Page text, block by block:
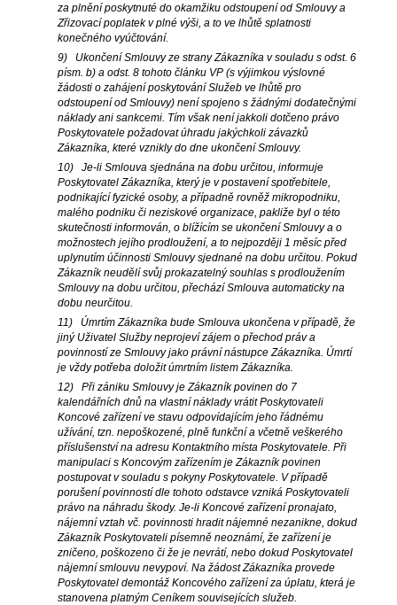
za plnění poskytnuté do okamžiku odstoupení od Smlouvy a
Zřizovací poplatek v plné výši, a to ve lhůtě splatnosti
konečného vyúčtování.
9) Ukončení Smlouvy ze strany Zákazníka v souladu s odst. 6
písm. b) a odst. 8 tohoto článku VP (s výjimkou výslovné
žádosti o zahájení poskytování Služeb ve lhůtě pro
odstoupení od Smlouvy) není spojeno s žádnými dodatečnými
náklady ani sankcemi. Tím však není jakkoli dotčeno právo
Poskytovatele požadovat úhradu jakýchkoli závazků
Zákazníka, které vznikly do dne ukončení Smlouvy.
10) Je-li Smlouva sjednána na dobu určitou, informuje
Poskytovatel Zákazníka, který je v postavení spotřebitele,
podnikající fyzické osoby, a případně rovněž mikropodniku,
malého podniku či neziskové organizace, pakliže byl o této
skutečnosti informován, o blížícím se ukončení Smlouvy a o
možnostech jejího prodloužení, a to nejpozději 1 měsíc před
uplynutím účinnosti Smlouvy sjednané na dobu určitou. Pokud
Zákazník neudělí svůj prokazatelný souhlas s prodloužením
Smlouvy na dobu určitou, přechází Smlouva automaticky na
dobu neurčitou.
11) Úmrtím Zákazníka bude Smlouva ukončena v případě, že
jiný Uživatel Služby neprojeví zájem o přechod práv a
povinností ze Smlouvy jako právní nástupce Zákazníka. Úmrtí
je vždy potřeba doložit úmrtním listem Zákazníka.
12) Při zániku Smlouvy je Zákazník povinen do 7
kalendářních dnů na vlastní náklady vrátit Poskytovateli
Koncové zařízení ve stavu odpovídajícím jeho řádnému
užívání, tzn. nepoškozené, plně funkční a včetně veškerého
příslušenství na adresu Kontaktního místa Poskytovatele. Při
manipulaci s Koncovým zařízením je Zákazník povinen
postupovat v souladu s pokyny Poskytovatele. V případě
porušení povinností dle tohoto odstavce vzniká Poskytovateli
právo na náhradu škody. Je-li Koncové zařízení pronajato,
nájemní vztah vč. povinnosti hradit nájemné nezanikne, dokud
Zákazník Poskytovateli písemně neoznámí, že zařízení je
zničeno, poškozeno či že je nevrátí, nebo dokud Poskytovatel
nájemní smlouvu nevypoví. Na žádost Zákazníka provede
Poskytovatel demontáž Koncového zařízení za úplatu, která je
stanovena platným Ceníkem souvisejících služeb.